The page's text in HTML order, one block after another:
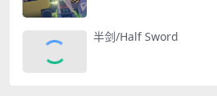
半剑/Half Sword